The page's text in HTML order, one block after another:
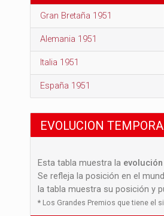
Gran Bretaña 1951
Alemania 1951
Italia 1951
España 1951
EVOLUCION
Esta tabla muestra la
Se refleja la posición en el
la tabla muestra su posición y
* Los Grandes Premios que tiene el